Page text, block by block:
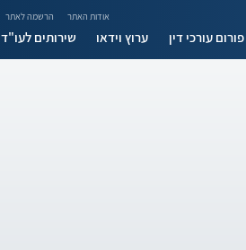
אודות האתר הרשמה לאתר
פורום עורכי דין ערוץ וידאו שירותים לעו"ד